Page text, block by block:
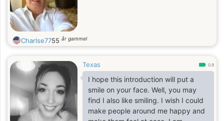
Charlse7755 år gammel
Texas 0.9
I hope this introduction will put a
smile on your face. Well, you may
find I also like smiling. I wish I could
make people around me happy and